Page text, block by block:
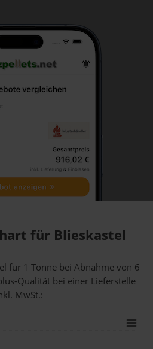
für Blieskastel
für 1 Tonne bei Abnahmevon 6
Qualität bei einer Lieferstelle
MwSt.: